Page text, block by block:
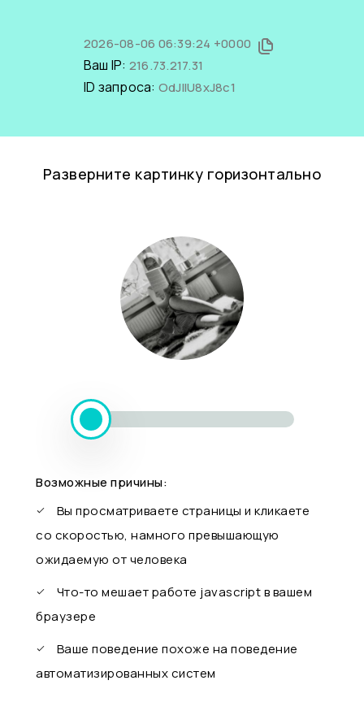
2026-08-06 06:39:24 +0000
Ваш IP: 216.73.217.31
ID запроса: OdJIIU8xJ8c1
Разверните картинку горизонтально
Возможные причины:
Вы просматриваете страницы и кликаете
со скоростью, намного превышающую
ожидаемую от человека
Что-то мешает работе javascript в вашем
браузере
Ваше поведение похоже на поведение
автоматизированных систем